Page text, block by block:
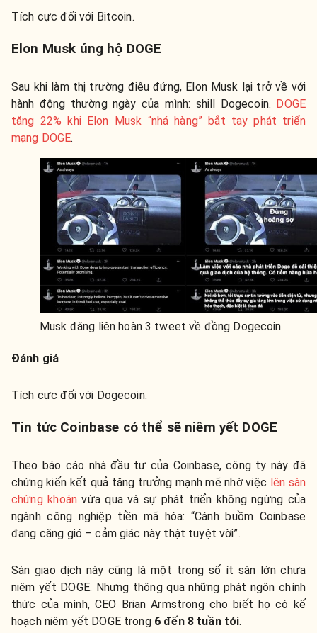
Tích cực đối với Bitcoin.
Elon Musk ủng hộ DOGE
Sau khi làm thị trường điêu đứng, Elon Musk lại trở về với
hành động thường ngày của mình: shill Dogecoin. DOGE
tăng 22% khi Elon Musk “nhá hàng” bắt tay phát triển
mạng DOGE.
Musk đăng liên hoàn 3 tweet về đồng Dogecoin
Đánh giá
Tích cực đối với Dogecoin.
Tin tức Coinbase có thể sẽ niêm yết DOGE
Theo báo cáo nhà đầu tư của Coinbase, công ty này đã
chứng kiến ​​kết quả tăng trưởng mạnh mẽ nhờ việc lên sàn
chứng khoánvừa qua và sự phát triển không ngừng của
ngành công nghiệp tiền mã hóa: “Cánh buồm Coinbase
đang căng gió – cảm giác này thật tuyệt vời”.
Sàn giao dịch này cũng là một trong số ít sàn lớn chưa
niêm yết DOGE. Nhưng thông qua những phát ngôn chính
thức của mình, CEO Brian Armstrong cho biết họ có kế
hoạch niêm yết DOGE trong 6 đến 8 tuần tới.